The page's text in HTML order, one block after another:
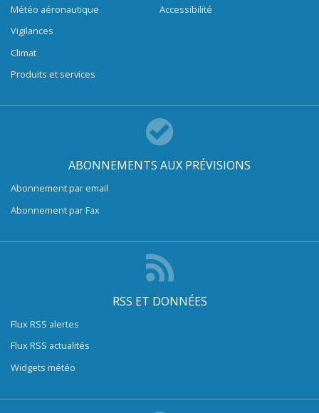
Météo aéronautique
Vigilances
Climat
Produits et services
Accessibilité
ABONNEMENTS AUX PRÉVISIONS
Abonnement par email
Abonnement par Fax
RSS ET DONNÉES
Flux RSS alertes
Flux RSS actualités
Widgets météo